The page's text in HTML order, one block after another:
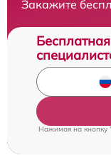
Закажите
Нажимая на кнопку